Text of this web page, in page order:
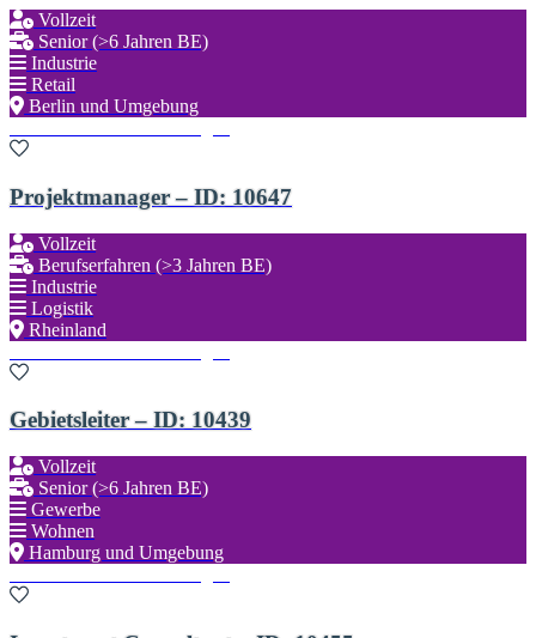
Vollzeit
Senior (>6 Jahren BE)
Industrie
Retail
Berlin und Umgebung
Projektmanager – ID: 10647
Vollzeit
Berufserfahren (>3 Jahren BE)
Industrie
Logistik
Rheinland
Gebietsleiter – ID: 10439
Vollzeit
Senior (>6 Jahren BE)
Gewerbe
Wohnen
Hamburg und Umgebung